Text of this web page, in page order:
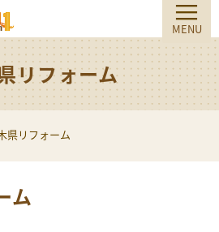
リフォーム
県リフォーム
ム